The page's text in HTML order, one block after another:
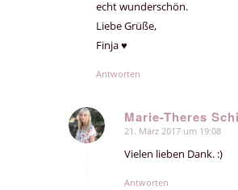
echt wunderschön.
Liebe Grüße,
Finja ♥
Antworten
Marie-Theres
sagte:
21. März 2017 um 19:08
Vielen lieben Dank. :)
Antworten